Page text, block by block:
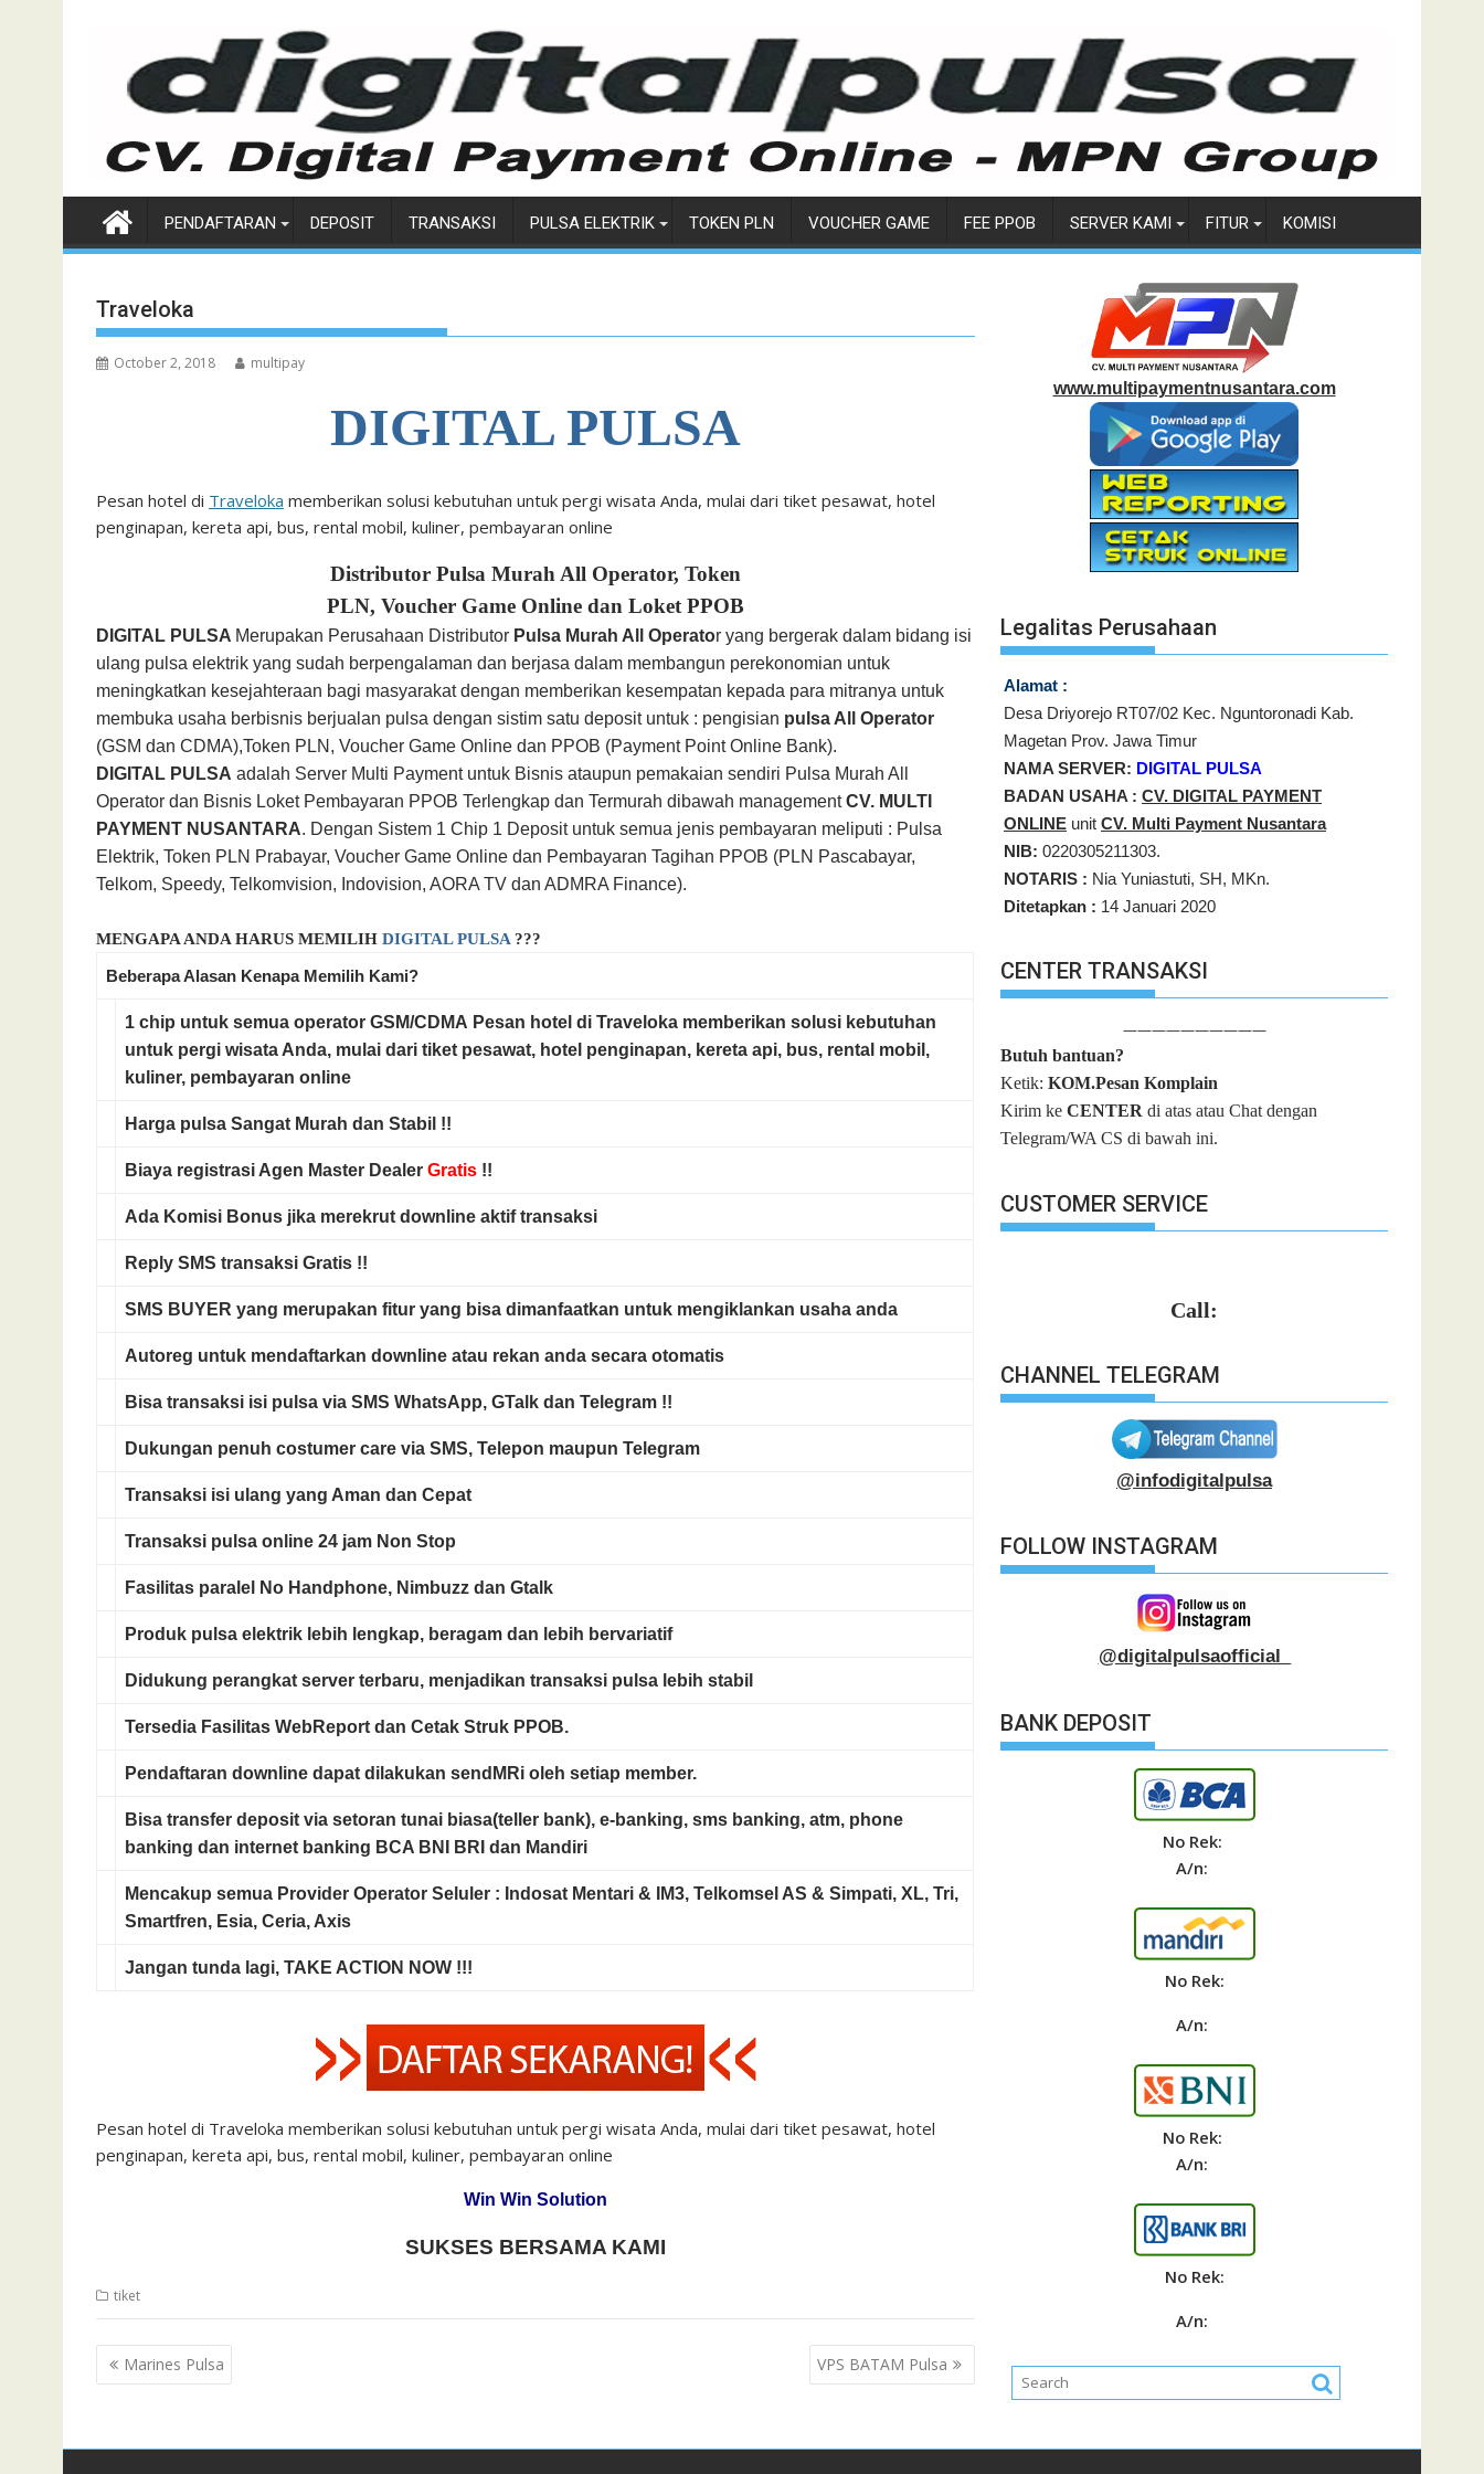
PENDAFTARAN DEPOSIT TRANSAKSI PULSA ELEKTRIK TOKEN PLN VOUCHER GAME FEE PPOB SERVER KAMI FITUR KOMISI
Traveloka
October 2, 2018 multipay
DIGITAL PULSA
Pesan hotel di Traveloka memberikan solusi kebutuhan untuk pergi wisata Anda, mulai dari tiket pesawat, hotel
penginapan, kereta api, bus, rental mobil, kuliner, pembayaran online
Distributor Pulsa Murah All Operator, Token
PLN, Voucher Game Online dan Loket PPOB
DIGITAL PULSA Merupakan Perusahaan Distributor Pulsa Murah All Operator yang bergerak dalam bidang isi
ulang pulsa elektrik yang sudah berpengalaman dan berjasa dalam membangun perekonomian untuk
meningkatkan kesejahteraan bagi masyarakat dengan memberikan kesempatan kepada para mitranya untuk
membuka usaha berbisnis berjualan pulsa dengan sistim satu deposit untuk : pengisian pulsa All Operator
(GSM dan CDMA),Token PLN, Voucher Game Online dan PPOB (Payment Point Online Bank).
DIGITAL PULSA adalah Server Multi Payment untuk Bisnis ataupun pemakaian sendiri Pulsa Murah All
Operator dan Bisnis Loket Pembayaran PPOB Terlengkap dan Termurah dibawah managementCV. MULTI
PAYMENT NUSANTARA. Dengan Sistem 1 Chip 1 Deposit untuk semua jenis pembayaran meliputi : Pulsa
Elektrik, Token PLN Prabayar, Voucher Game Online dan Pembayaran Tagihan PPOB (PLN Pascabayar,
Telkom, Speedy, Telkomvision, Indovision, AORA TV dan ADMRA Finance).
MENGAPA ANDA HARUS MEMILIH DIGITAL PULSA???
Beberapa Alasan Kenapa Memilih Kami?
1 chip untuk semua operator GSM/CDMA Pesan hotel di Traveloka memberikan solusi kebutuhan
untuk pergi wisata Anda, mulai dari tiket pesawat, hotel penginapan, kereta api, bus, rental mobil,
kuliner, pembayaran online
Harga pulsa Sangat Murah dan Stabil !!
Biaya registrasi Agen Master Dealer Gratis !!
Ada Komisi Bonus jika merekrut downline aktif transaksi
Reply SMS transaksi Gratis !!
SMS BUYER yang merupakan fitur yang bisa dimanfaatkan untuk mengiklankan usaha anda
Autoreg untuk mendaftarkan downline atau rekan anda secara otomatis
Bisa transaksi isi pulsa via SMS WhatsApp, GTalk dan Telegram !!
Dukungan penuh costumer care via SMS, Telepon maupun Telegram
Transaksi isi ulang yang Aman dan Cepat
Transaksi pulsa online 24 jam Non Stop
Fasilitas paralel No Handphone, Nimbuzz dan Gtalk
Produk pulsa elektrik lebih lengkap, beragam dan lebih bervariatif
Didukung perangkat server terbaru, menjadikan transaksi pulsa lebih stabil
Tersedia Fasilitas WebReport dan Cetak Struk PPOB.
Pendaftaran downline dapat dilakukan sendMRi oleh setiap member.
Bisa transfer deposit via setoran tunai biasa(teller bank), e-banking, sms banking, atm, phone
banking dan internet banking BCA BNI BRI dan Mandiri
Mencakup semua Provider Operator Seluler : Indosat Mentari & IM3, Telkomsel AS & Simpati, XL, Tri,
Smartfren, Esia, Ceria, Axis
Jangan tunda lagi, TAKE ACTION NOW !!!
Pesan hotel di Traveloka memberikan solusi kebutuhan untuk pergi wisata Anda, mulai dari tiket pesawat, hotel
penginapan, kereta api, bus, rental mobil, kuliner, pembayaran online
Win Win Solution
SUKSES BERSAMA KAMI
tiket
Post
navigation
Marines Pulsa VPS BATAM Pulsa
www.multipaymentnusantara.com
Legalitas Perusahaan
Alamat :
Desa Driyorejo RT07/02 Kec. Nguntoronadi Kab.
Magetan Prov. Jawa Timur
NAMA SERVER: DIGITAL PULSA
BADAN USAHA : CV. DIGITAL PAYMENT
ONLINE unit CV. Multi Payment Nusantara
NIB: 0220305211303.
NOTARIS : Nia Yuniastuti, SH, MKn.
Ditetapkan : 14 Januari 2020
CENTER TRANSAKSI
——————————
Butuh bantuan?
Ketik: KOM.Pesan Komplain
Kirim ke CENTER di atas atau Chat dengan
Telegram/WA CS di bawah ini.
CUSTOMER SERVICE
Call:
CHANNEL TELEGRAM
@infodigitalpulsa
FOLLOW INSTAGRAM
@digitalpulsaofficial_
BANK DEPOSIT
No Rek:
A/n:
No Rek:
A/n:
No Rek:
A/n:
No Rek:
A/n: